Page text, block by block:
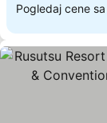
Pogledaj cene sa